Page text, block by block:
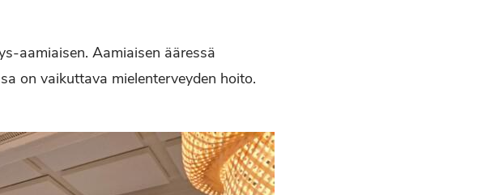
aamiaisen. Aamiaisen ääressä
on vaikuttava mielenterveyden hoito.